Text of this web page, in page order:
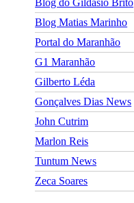
Blog do Gildásio Brito
Blog Matias Marinho
Portal do Maranhão
G1 Maranhão
Gilberto Léda
Gonçalves Dias News
John Cutrim
Marlon Reis
Tuntum News
Zeca Soares